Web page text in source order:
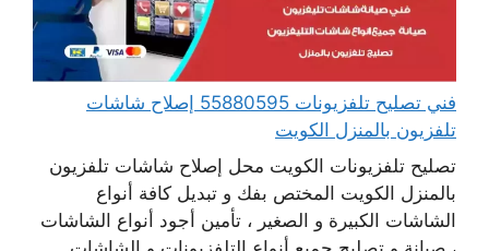
فني تصليح تلفزيونات 55880595 إصلاح شاشات
تلفزيون بالمنزل الكويت
تصليح تلفزيونات الكويت محل إصلاح شاشات تلفزيون
بالمنزل الكويت المختص بفك و تبديل كافة أنواع
الشاشات الكبيرة و الصغير ، تأمين أجود أنواع الشاشات